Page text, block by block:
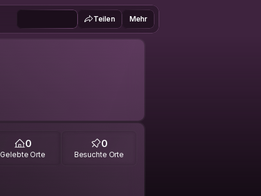
Teilen Mehr
0
Gelebte Orte
0
Besuchte Orte